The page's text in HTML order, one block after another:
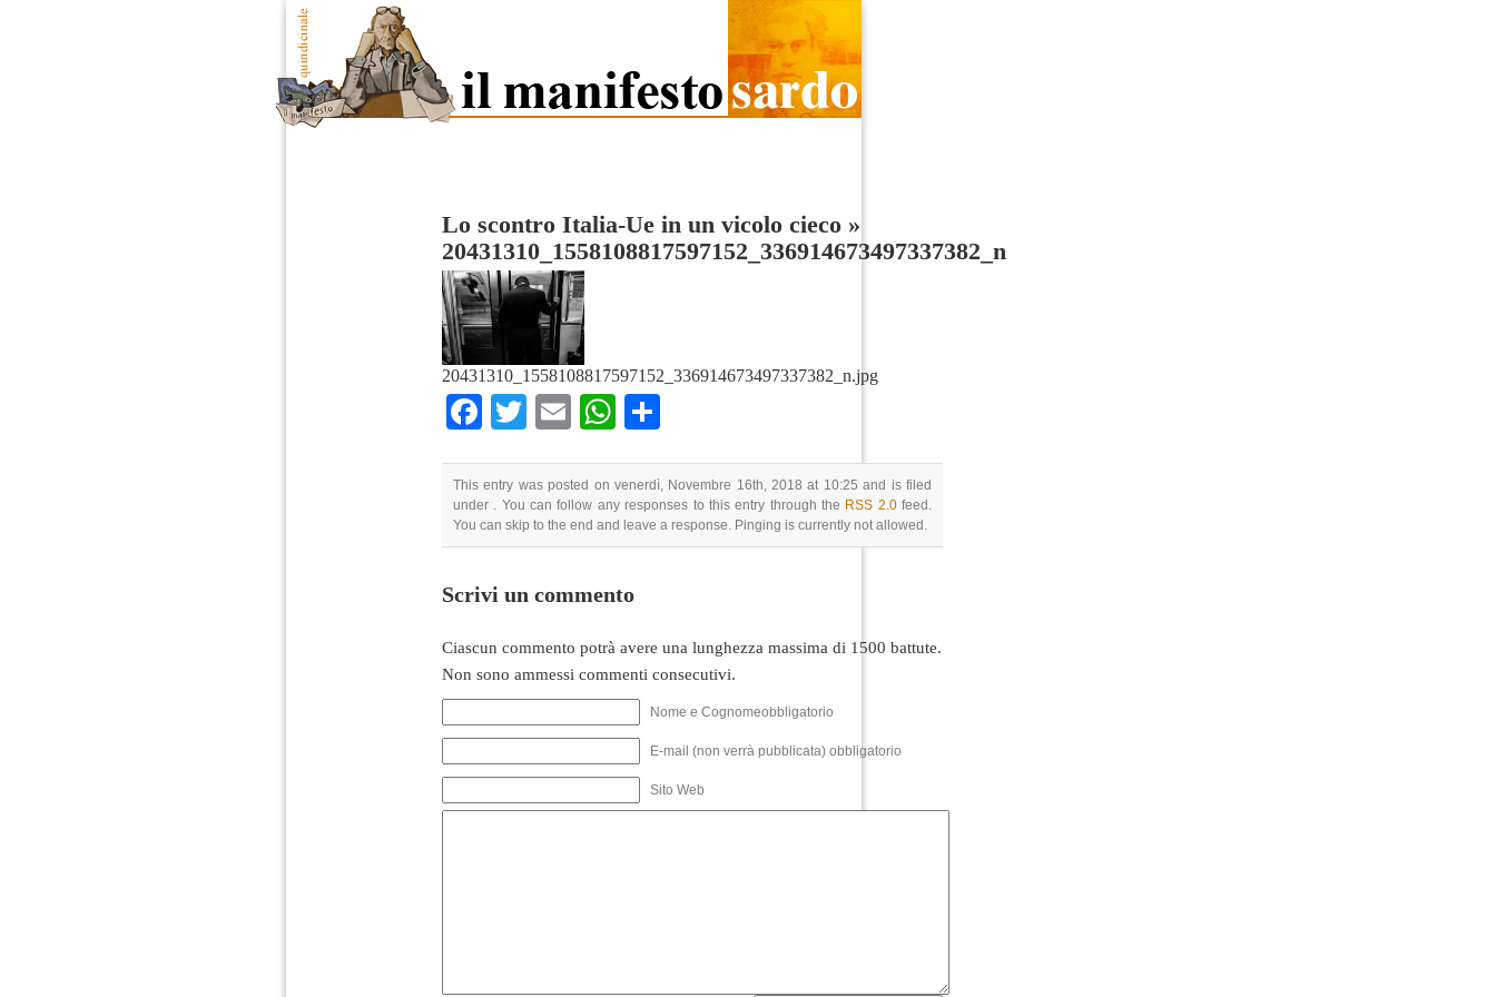
Lo scontro Italia-Ue in un vicolo cieco »
20431310_1558108817597152_336914673497337382_n
20431310_1558108817597152_336914673497337382_n.jpg
Facebook
TwitterEmailWhatsApp
This entry was posted on venerdì, Novembre 16th, 2018 at 10:25 and is filed
under . You can follow any responses to this entry through the RSS 2.0feed.
You can skip to the end and leave a response. Pinging is currently not allowed.
Scrivi un commento
Ciascun commento potrà avere una lunghezza massima di 1500 battute.
Non sono ammessi commenti consecutivi.
Nome e Cognomeobbligatorio
E-mail (non verrà pubblicata) obbligatorio
Sito Web